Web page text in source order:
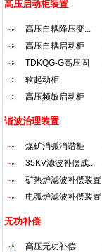
高压启动柜装置
高压自耦降压变...
高压自耦启动柜
TDKQG-G高压固
态...
软起动柜
高压频敏启动柜
谐波治理装置
煤矿消弧消谐柜
35KV滤波补偿成...
矿热炉滤波补偿装置
电弧炉滤波补偿装置
无功补偿
高压无功补偿